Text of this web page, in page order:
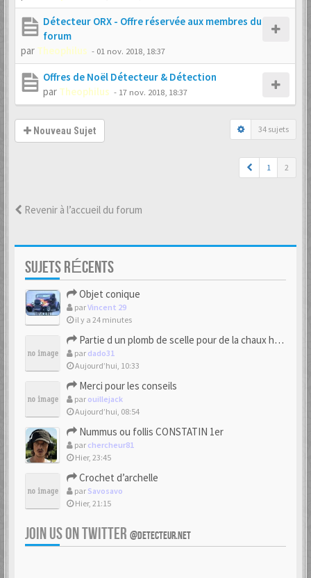
Détecteur ORX - Offre réservée aux membres du
forum
par Theophilus - 01 nov. 2018, 18:37
Offres de Noël Détecteur & Détection
par Theophilus - 17 nov. 2018, 18:37
Nouveau Sujet 34 sujets
1 2
Revenir à l’accueil du forum
SUJETS RÉCENTS
Objet conique
parVincent 29
il y a 24 minutes
Partie d un plomb de scelle pour de la chaux hydraulique
par dado31
Aujourd’hui, 10:33
Merci pour les conseils
par ouillejack
Aujourd’hui, 08:54
Nummus ou follis CONSTATIN 1er
par chercheur81
Hier, 23:45
Crochet d’archelle
par Savosavo
Hier, 21:15
JOIN US ON TWITTER @DETECTEUR.NET